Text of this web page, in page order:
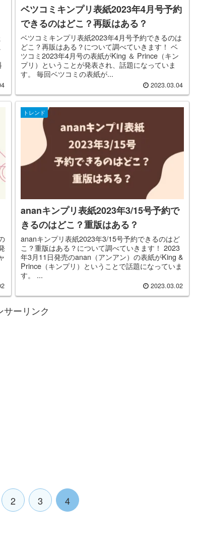
ベツコミキンプリ表紙2023年4月号予約
できるのはどこ？再販はある？
ベツコミキンプリ表紙2023年4月号予約できるのは
どこ？再販はある？について調べていきます！ ベ
ツコミ2023年4月号の表紙がKing ＆ Prince（キン
プリ）ということが発表され、話題になっていま
す。 毎回ベツコミの表紙が...
2023.03.04
トレンド
ananキンプリ表紙2023年3/15号予約で
きるのはどこ？重版はある？
ananキンプリ表紙2023年3/15号予約できるのはど
こ？重版はある？について調べていきます！ 2023
年3月11日発売のanan（アンアン）の表紙がKing &
Prince（キンプリ）ということで話題になっていま
す。 ...
2023.03.02
サーリンク
2 3 4